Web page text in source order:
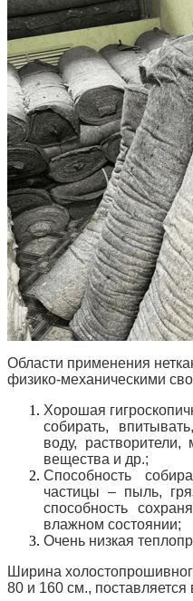
Области применения
физико-механическими
Хорошая
собирать,
воду,
вещества и др.;
Способность
частицы – пыль,
способность
влажном состоянии;
Очень низкая
Ширина
80 и 160 см.,